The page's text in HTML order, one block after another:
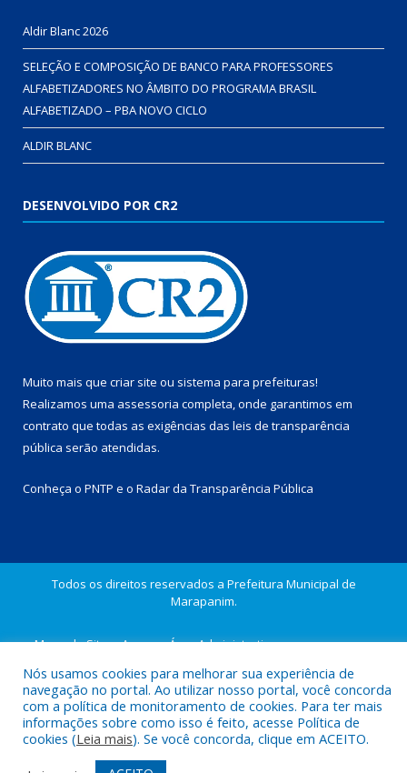
Aldir Blanc 2026
SELEÇÃO E COMPOSIÇÃO DE BANCO PARA PROFESSORES
ALFABETIZADORES NO ÂMBITO DO PROGRAMA BRASIL
ALFABETIZADO – PBA NOVO CICLO
ALDIR BLANC
DESENVOLVIDO POR CR2
Muito mais que criar site ou sistema para prefeituras!
Realizamos uma assessoria completa, onde garantimos em
contrato que todas as exigências das leis de transparência
pública serão atendidas.
Conheça o PNTP e o Radar da Transparência Pública
Todos os direitos reservados a Prefeitura Municipal de
Marapanim.
Mapa do Site
Acessar Área Administrativa
Nós usamos cookies para melhorar sua experiência de
navegação no portal. Ao utilizar nosso portal, você concorda
com a política de monitoramento de cookies. Para ter mais
informações sobre como isso é feito, acesse Política de
cookies (Leia mais). Se você concorda, clique em ACEITO.